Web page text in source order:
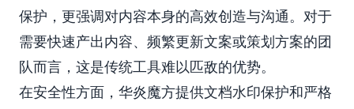
保护，更强调对内容本身的高效创造与沟通。对于
需要快速产出内容、频繁更新文案或策划方案的团
队而言，这是传统工具难以匹敌的优势。
在安全性方面，华炎魔方提供文档水印保护和严格